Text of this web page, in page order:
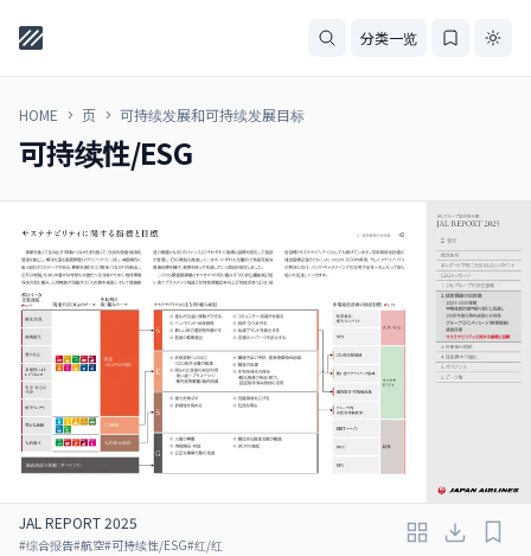
分类一览
HOME 页 可持续发展和可持续发展目标
可持续性/ESG
JAL REPORT 2025
#综合报告#航空#可持续性/ESG#红/红